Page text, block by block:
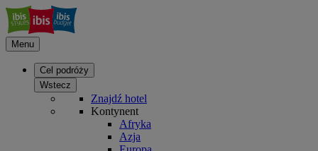
Menu
Cel podróży
Wstecz
Znajdź hotel
Kontynent
Afryka
Azja